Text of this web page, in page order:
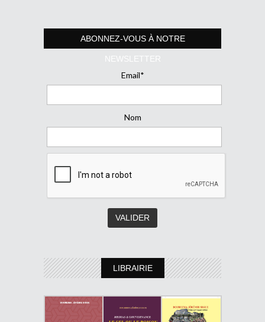
ABONNEZ-VOUS À NOTRE
NEWSLETTER
Email*
Nom
LIBRAIRIE